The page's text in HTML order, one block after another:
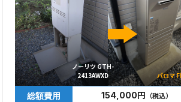
ノーリツ GTH-
2413AWXD
パロマ
総額費用 154,000円 （税込）